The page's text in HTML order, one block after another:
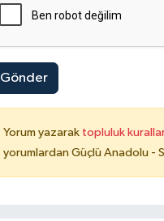
Gönder
Yorum yazarak topluluk
yorumlardan Güçlü Anadolu -